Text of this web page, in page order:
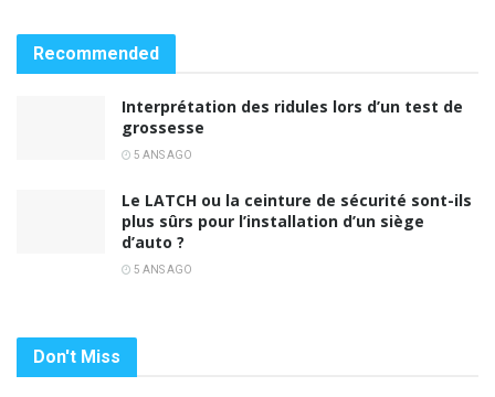
Recommended
Interprétation des ridules lors d’un test de
grossesse
5 ANS AGO
Le LATCH ou la ceinture de sécurité sont-ils
plus sûrs pour l’installation d’un siège
d’auto ?
5 ANS AGO
Don't Miss